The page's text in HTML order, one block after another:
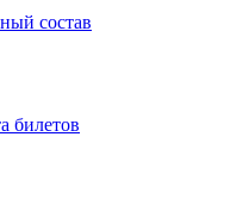
состав
билетов